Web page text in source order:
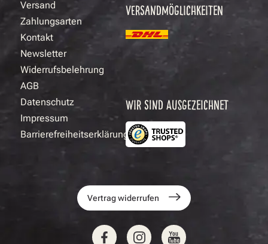
Versand
Zahlungsarten
Kontakt
Newsletter
Widerrufsbelehrung
AGB
Datenschutz
Impressum
Barrierefreiheitserklärung
VERSANDMÖGLICHKEITEN
WIR SIND AUSGEZEICHNET
Vertrag widerrufen